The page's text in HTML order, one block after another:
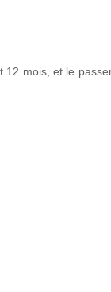
12 mois, et le